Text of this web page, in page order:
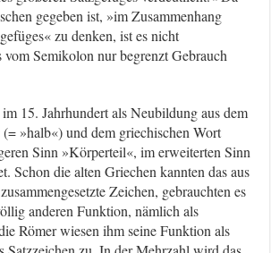
gegeben ist, »im Zusammenhang
zu denken, ist es nicht
Semikolon nur begrenzt Gebrauch
15. Jahrhundert als Neubildung aus dem
»halb«) und dem griechischen Wort
Sinn »Körperteil«, im erweiterten Sinn
Schon die alten Griechen kannten das aus
Zeichen, gebrauchten es
anderen Funktion, nämlich als
Römer wiesen ihm seine Funktion als